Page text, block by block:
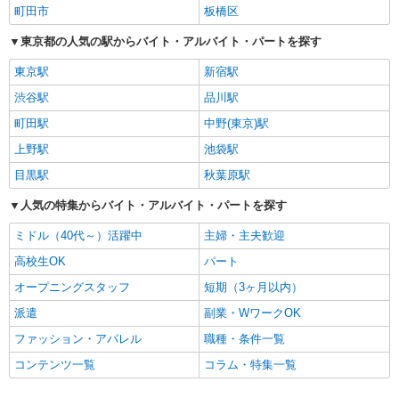
町田市
板橋区
東京都の人気の駅からバイト・アルバイト・パートを探す
東京駅
新宿駅
渋谷駅
品川駅
町田駅
中野(東京)駅
上野駅
池袋駅
目黒駅
秋葉原駅
人気の特集からバイト・アルバイト・パートを探す
ミドル（40代～）活躍中
主婦・主夫歓迎
高校生OK
パート
オープニングスタッフ
短期（3ヶ月以内）
派遣
副業・WワークOK
ファッション・アパレル
職種・条件一覧
コンテンツ一覧
コラム・特集一覧